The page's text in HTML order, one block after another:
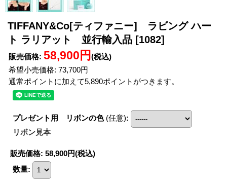
TIFFANY&Co[ティファニー] ラビング ハー
ト ラリアット 並行輸入品 [1082]
販売価格: 58,900円 (税込)
希望小売価格: 73,700円
通常ポイントに加えて5,890ポイントがつきます。
プレゼント用 リボンの色 (任意):
リボン見本
販売価格: 58,900円(税込)
数量: